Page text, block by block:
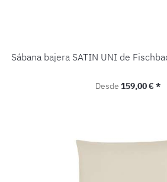
Sábana bajera SATIN UNI de
Precio normal:
Desde 159,00 € *